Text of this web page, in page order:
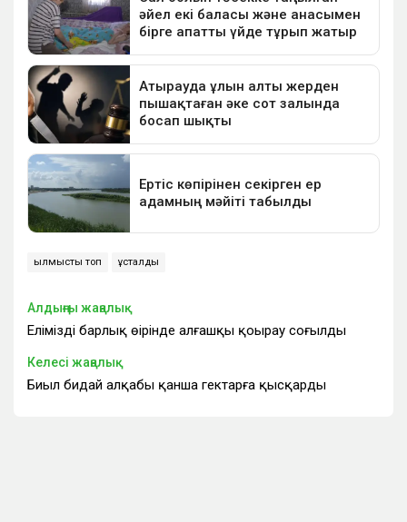
қылмыстық топ ұсталды
Алдыңғы жаңалық
Еліміздің барлық өңірінде алғашқы қоңырау соғылды
Келесі жаңалық
Биыл бидай алқабы қанша гектарға қысқарды